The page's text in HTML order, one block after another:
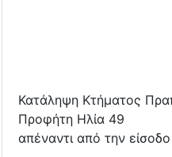
Κατάληψη Κτήματος
Προφήτη Ηλία 49
απέναντι από την